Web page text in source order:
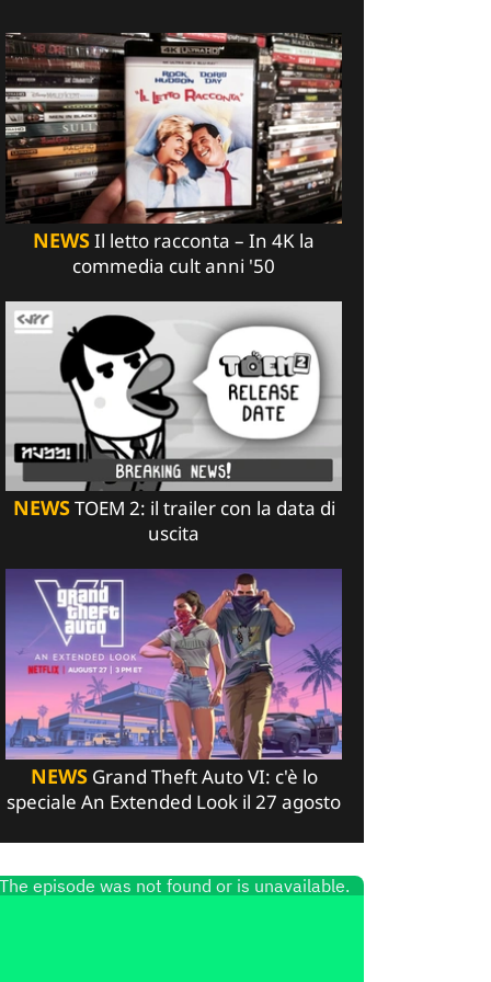
NEWSIl letto racconta – In 4K la
commedia cult anni '50
NEWSTOEM 2: il trailer con la data di
uscita
NEWSGrand Theft Auto VI: c'è lo
speciale An Extended Look il 27 agosto